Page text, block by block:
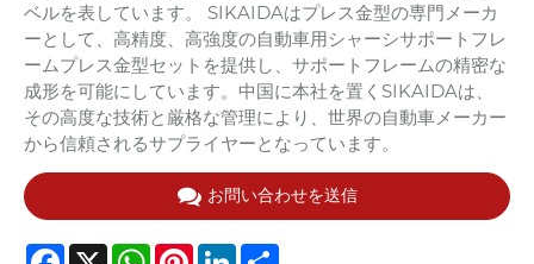
ベルを表しています。 SIKAIDAはプレス金型の専門メーカ
ーとして、高精度、高強度の自動車用シャーシサポートフレ
ームプレス金型セットを提供し、サポートフレームの精密な
成形を可能にしています。中国に本社を置くSIKAIDAは、
その高度な技術と厳格な管理により、世界の自動車メーカー
から信頼されるサプライヤーとなっています。
お問い合わせを送信
Facebook
X WhatsApp
PinterestLinkedIn